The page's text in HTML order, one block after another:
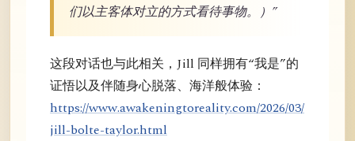
们以主客体对立的方式看待事物。）”
这段对话也与此相关，Jill 同样拥有“我是”的
证悟以及伴随身心脱落、海洋般体验：
https://www.awakeningtoreality.com/2026/03/
jill-bolte-taylor.html